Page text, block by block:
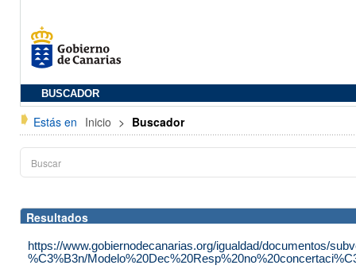
BUSCADOR
Estás en Inicio > Buscador
Resultados
https://www.gobiernodecanarias.org/igualdad/documentos/
%C3%B3n/